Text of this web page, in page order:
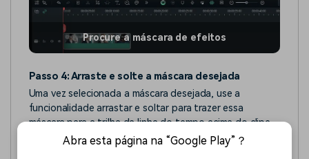
Procure a máscara de efeitos
Passo 4: Arraste e solte a máscara desejada
Uma vez selecionada a máscara desejada, use a
funcionalidade arrastar e soltar para trazer essa
máscara para a trilha da linha do tempo acima do clipe
de mídia. Clique no botão " Reproduzir", na janela de
Abra esta página na “Google Play”？